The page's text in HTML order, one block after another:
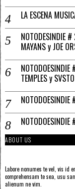
LA ESCENA
NOTODESINDIE
MAYANS y JOE
TEMPLES y SVSTO
NOTODOESINDIE
ABOUT US
Labore nonumes te vel, vis id
comprehensam te sea, usu
alienum ne vim.